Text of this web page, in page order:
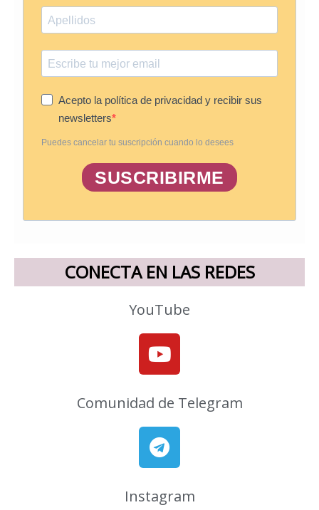
Acepto la política de privacidad y recibir sus
newsletters
Puedes cancelar tu suscripción cuando lo desees
SUSCRIBIRME
CONECTA EN LAS REDES
YouTube
Youtube
Comunidad de Telegram
T
e
l
e
Instagram